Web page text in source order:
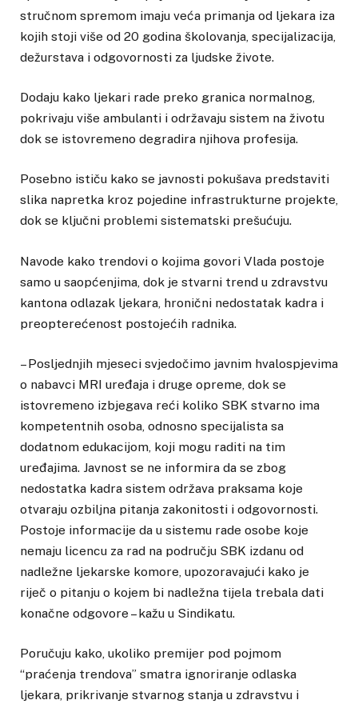
stručnom spremom imaju veća primanja od ljekara iza
kojih stoji više od 20 godina školovanja, specijalizacija,
dežurstava i odgovornosti za ljudske živote.
Dodaju kako ljekari rade preko granica normalnog,
pokrivaju više ambulanti i održavaju sistem na životu
dok se istovremeno degradira njihova profesija.
Posebno ističu kako se javnosti pokušava predstaviti
slika napretka kroz pojedine infrastrukturne projekte,
dok se ključni problemi sistematski prešućuju.
Navode kako trendovi o kojima govori Vlada postoje
samo u saopćenjima, dok je stvarni trend u zdravstvu
kantona odlazak ljekara, hronični nedostatak kadra i
preopterećenost postojećih radnika.
– Posljednjih mjeseci svjedočimo javnim hvalospjevima
o nabavci MRI uređaja i druge opreme, dok se
istovremeno izbjegava reći koliko SBK stvarno ima
kompetentnih osoba, odnosno specijalista sa
dodatnom edukacijom, koji mogu raditi na tim
uređajima. Javnost se ne informira da se zbog
nedostatka kadra sistem održava praksama koje
otvaraju ozbiljna pitanja zakonitosti i odgovornosti.
Postoje informacije da u sistemu rade osobe koje
nemaju licencu za rad na području SBK izdanu od
nadležne ljekarske komore, upozoravajući kako je
riječ o pitanju o kojem bi nadležna tijela trebala dati
konačne odgovore – kažu u Sindikatu.
Poručuju kako, ukoliko premijer pod pojmom
“praćenja trendova” smatra ignoriranje odlaska
ljekara, prikrivanje stvarnog stanja u zdravstvu i